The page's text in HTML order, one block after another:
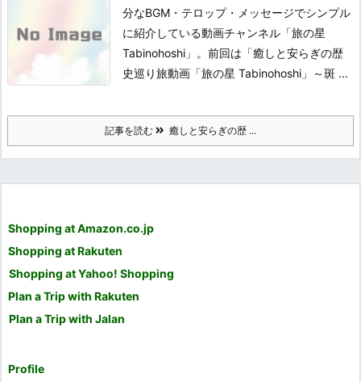
分なBGM・テロップ・メッセージでシンプル
に紹介している動画チャンネル「旅の星
Tabinohoshi」。 前回は「癒しと安らぎの歴
史巡り旅動画「旅の星 Tabinohoshi」～斑 ...
記事を読む 癒しと安らぎの歴 ...
Shopping at Amazon.co.jp
Shopping at Rakuten
Shopping at Yahoo! Shopping
Plan a Trip with Rakuten
Plan a Trip with Jalan
Profile